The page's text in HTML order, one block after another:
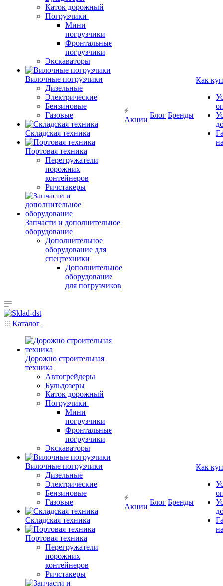
Каток дорожный
Погрузчики
Мини
погрузчики
Фронтальные
погрузчики
Экскаваторы
Вилочные погрузчики
Дизельные
Электрические
Бензиновые
Газовые
Складская техника
Портовая техника
Перегружатели
порожних
контейнеров
Ричстакеры
Запчасти и дополнительное
оборудование
Дополнительное
оборудование для
спецтехники
Дополнительное
оборудование
для погрузчиков
Акции
Блог Бренды
Как
Каталог
Дорожно строительная
техника
Автогрейдеры
Бульдозеры
Каток дорожный
Погрузчики
Мини
погрузчики
Фронтальные
погрузчики
Экскаваторы
Вилочные погрузчики
Дизельные
Электрические
Бензиновые
Газовые
Складская техника
Портовая техника
Перегружатели
порожних
контейнеров
Ричстакеры
Акции
Блог Бренды
Как